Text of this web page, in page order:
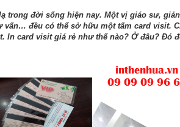
trong đời sống hiện nay. Một vị giáo sư,
vấn… đều có thể sở hữu một tấm card visit.
In card visit giá rẻ như thế nào? Ở đâu? Đó